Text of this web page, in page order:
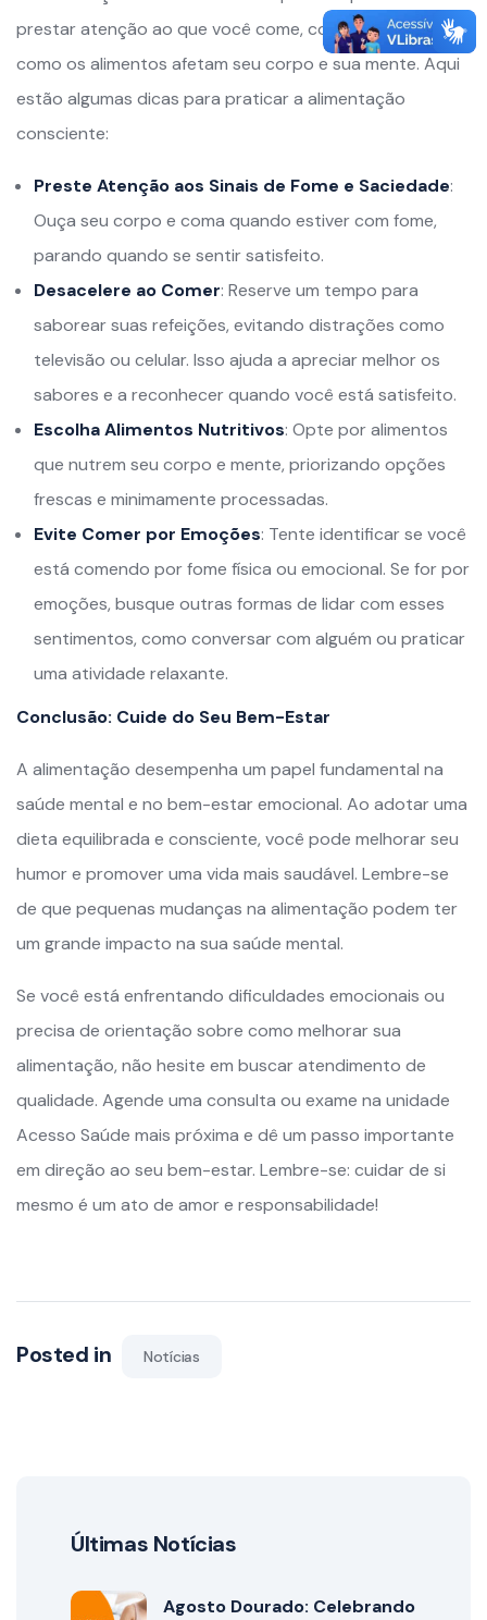
prestar atenção ao que você come, como você come e
como os alimentos afetam seu corpo e sua mente. Aqui
estão algumas dicas para praticar a alimentação
consciente:
Preste Atenção aos Sinais de Fome e Saciedade:
Ouça seu corpo e coma quando estiver com fome,
parando quando se sentir satisfeito.
Desacelere ao Comer: Reserve um tempo para
saborear suas refeições, evitando distrações como
televisão ou celular. Isso ajuda a apreciar melhor os
sabores e a reconhecer quando você está satisfeito.
Escolha Alimentos Nutritivos: Opte por alimentos
que nutrem seu corpo e mente, priorizando opções
frescas e minimamente processadas.
Evite Comer por Emoções: Tente identificar se você
está comendo por fome física ou emocional. Se for por
emoções, busque outras formas de lidar com esses
sentimentos, como conversar com alguém ou praticar
uma atividade relaxante.
Conclusão: Cuide do Seu Bem-Estar
A alimentação desempenha um papel fundamental na
saúde mental e no bem-estar emocional. Ao adotar uma
dieta equilibrada e consciente, você pode melhorar seu
humor e promover uma vida mais saudável. Lembre-se
de que pequenas mudanças na alimentação podem ter
um grande impacto na sua saúde mental.
Se você está enfrentando dificuldades emocionais ou
precisa de orientação sobre como melhorar sua
alimentação, não hesite em buscar atendimento de
qualidade. Agende uma consulta ou exame na unidade
Acesso Saúde mais próxima e dê um passo importante
em direção ao seu bem-estar. Lembre-se: cuidar de si
mesmo é um ato de amor e responsabilidade!
Posted in Notícias
Últimas Notícias
Agosto Dourado: Celebrando